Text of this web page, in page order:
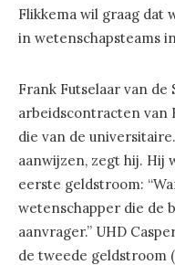
Flikkema wil graag dat
in wetenschapsteams
Frank Futselaar van de
arbeidscontracten van
die van de
aanwijzen, zegt hij. Hij
eerste geldstroom:
wetenschapper die de
aanvrager.” UHD
de tweede geldstroom